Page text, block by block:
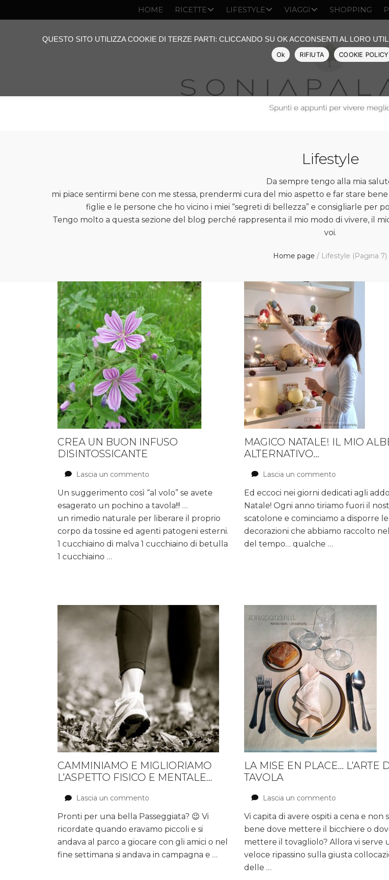
HOME RICETTE LIFESTYLE VIAGGI SHOPPING
Lifestyle
Da sempre tengo alla mia
mi piace sentirmi bene con me stessa, prendermi cura del mio aspetto e far stare
figlie e le persone che ho vicino i miei “segreti di bellezza” e consigliarle per
Tengo molto a questa sezione del blog perché rappresenta il mio modo di vivere, il
voi.
Home page / Lifestyle (Pagina 7)
CREA UN BUON INFUSO
DISINTOSSICANTE
Lascia un commento
un
buon
infuso
disintossicante
Un suggerimento così “al volo” se avete
esagerato un pochino a tavola!!! …
un rimedio naturale per liberare il proprio
corpo da tossine ed agenti patogeni esterni.
1 cucchiaino di malva 1 cucchiaino di betulla
1 cucchiaino …
MAGICO NATALE! IL MIO
ALTERNATIVO…
Lascia un commento
Natale!
il
mio
alternativo…
Ed eccoci nei giorni dedicati agli
Natale! Ogni anno tiriamo fuori il
scatolone e cominciamo a disporre le
decorazioni che abbiamo raccolto
del tempo… qualche …
CAMMINIAMO E MIGLIORIAMO
L’ASPETTO FISICO E MENTALE…
Lascia un commento
e
miglioriamo
l’aspetto
fisico
e
Pronti per una bella Passeggiata? 😉 Vi
ricordate quando eravamo piccoli e si
andava al parco a giocare con gli amici o nel
fine settimana si andava in campagna e …
LA MISE EN PLACE… L’ARTE
TAVOLA
Lascia un commento
Mise
en
Place…
della
Vi capita di avere ospiti a cena e non
bene dove mettere il bicchiere o
mettere il tovagliolo? Allora vi serve
veloce ripassino sulla giusta
delle …
QUESTO SITO UTILIZZA COOKIE DI TERZE PARTI: CLICCANDO SU OK ACCONSENTI AL LORO
Ok RIFIUTA COOKIE POLICY